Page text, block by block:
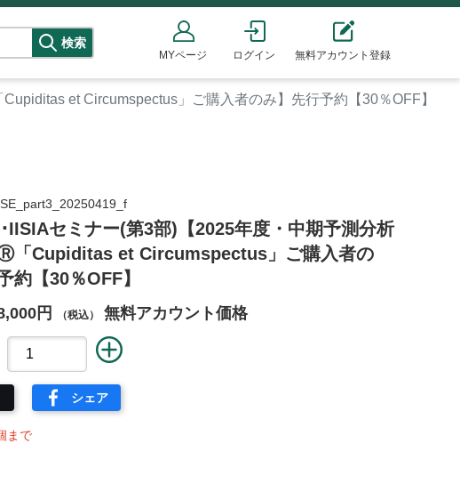
検索
MYページ ログイン 無料アカウント登録
et Circumspectus」ご購入者のみ】先行予約【30％OFF】
IISIAセミナー(第3部)【2025年度・中期予測分析
「Cupiditas et Circumspectus」ご購入者の
約【30％OFF】
円 （税込） 無料アカウント価格
シェア
まで